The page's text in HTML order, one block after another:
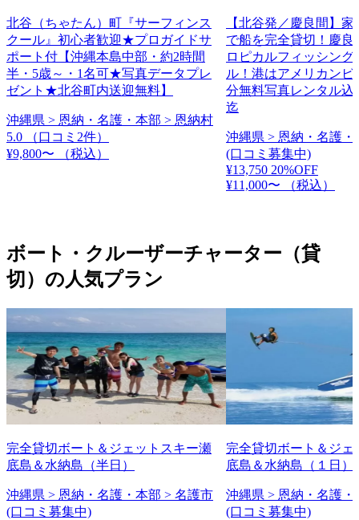
北谷（ちゃたん）町『サーフィンス
クール』初心者歓迎★プロガイドサ
ポート付【沖縄本島中部・約2時間
半・5歳～・1名可★写真データプレ
ゼント★北谷町内送迎無料】
沖縄県 > 恩納・名護・本部 > 恩納村
5.0
（口コミ2件）
¥9,800〜
（税込）
【北谷発／慶良間】
で船を完全貸切！慶良
ロピカルフィッシン
ル！港はアメリカンビ
分無料写真レンタル込
迄
沖縄県 > 恩納・名護・
(口コミ募集中)
¥13,750 20%OFF
¥11,000〜
（税込）
ボート・クルーザーチャーター（貸
切）の人気プラン
完全貸切ボート＆ジェットスキー瀬
底島＆水納島（半日）
沖縄県 > 恩納・名護・本部 > 名護市
(口コミ募集中)
完全貸切ボート＆ジェ
底島＆水納島（１日）
沖縄県 > 恩納・名護・
(口コミ募集中)